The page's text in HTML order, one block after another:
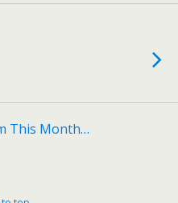
This Month…